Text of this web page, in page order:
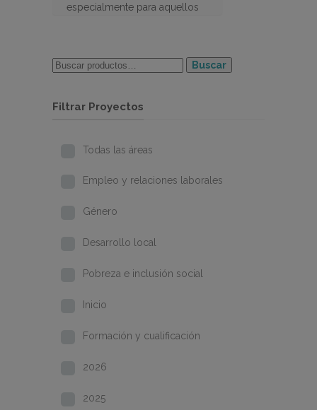
especialmente para aquellos
Buscar
Filtrar Proyectos
Todas las áreas
Empleo y relaciones laborales
Género
Desarrollo local
Pobreza e inclusión social
Inicio
Formación y cualificación
2026
2025